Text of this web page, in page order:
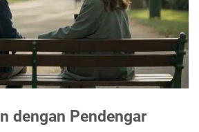
dengan Pendengar